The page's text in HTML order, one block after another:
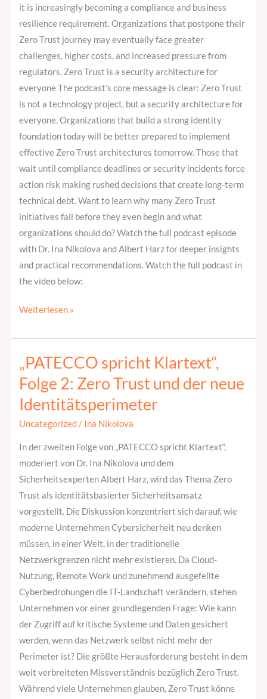
it is increasingly becoming a compliance and business
resilience requirement. Organizations that postpone their
Zero Trust journey may eventually face greater
challenges, higher costs, and increased pressure from
regulators. Zero Trust is a security architecture for
everyone The podcast’s core message is clear: Zero Trust
is not a technology project, but a security architecture for
everyone. Organizations that build a strong identity
foundation today will be better prepared to implement
effective Zero Trust architectures tomorrow. Those that
wait until compliance deadlines or security incidents force
action risk making rushed decisions that create long-term
technical debt. Want to learn why many Zero Trust
initiatives fail before they even begin and what
organizations should do? Watch the full podcast episode
with Dr. Ina Nikolova and Albert Harz for deeper insights
and practical recommendations. Watch the full podcast in
the video below:
Weiterlesen »
„PATECCO spricht Klartext“,
Folge 2: Zero Trust und der neue
Identitätsperimeter
Uncategorized/ Ina Nikolova
In der zweiten Folge von „PATECCO spricht Klartext“,
moderiert von Dr. Ina Nikolova und dem
Sicherheitsexperten Albert Harz, wird das Thema Zero
Trust als identitätsbasierter Sicherheitsansatz
vorgestellt. Die Diskussion konzentriert sich darauf, wie
moderne Unternehmen Cybersicherheit neu denken
müssen, in einer Welt, in der traditionelle
Netzwerkgrenzen nicht mehr existieren. Da Cloud-
Nutzung, Remote Work und zunehmend ausgefeilte
Cyberbedrohungen die IT-Landschaft verändern, stehen
Unternehmen vor einer grundlegenden Frage: Wie kann
der Zugriff auf kritische Systeme und Daten gesichert
werden, wenn das Netzwerk selbst nicht mehr der
Perimeter ist? Die größte Herausforderung besteht in dem
weit verbreiteten Missverständnis bezüglich Zero Trust.
Während viele Unternehmen glauben, Zero Trust könne
„PATECCO
spricht
Klartext“,
Folge
2: